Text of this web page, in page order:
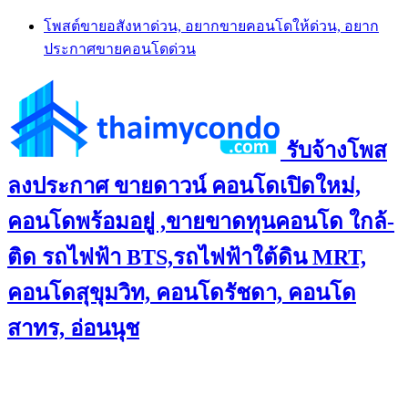
Skip
content
โพสต์ขายอสังหาด่วน, อยากขายคอนโดให้ด่วน, อยาก
ประกาศขายคอนโดด่วน
รับจ้างโพส
ลงประกาศ ขายดาวน์ คอนโดเปิดใหม่,
คอนโดพร้อมอยู่ ,ขายขาดทุนคอนโด ใกล้-
ติด รถไฟฟ้า BTS,รถไฟฟ้าใต้ดิน MRT,
คอนโดสุขุมวิท, คอนโดรัชดา, คอนโด
สาทร, อ่อนนุช